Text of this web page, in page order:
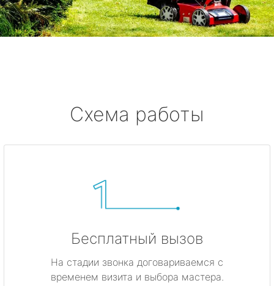
Схема работы
Бесплатный вызов
На стадии звонка договариваемся с
временем визита и выбора мастера.